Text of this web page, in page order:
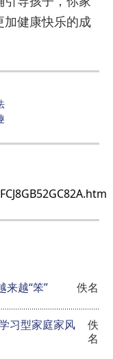
加健康快乐的成
来越“笨” 佚名
习型家庭家风
佚
名